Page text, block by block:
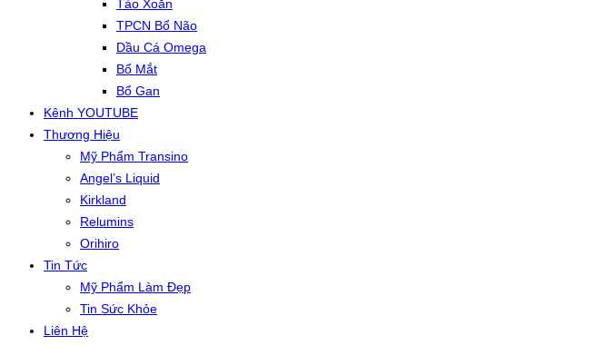
Tảo Xoắn
TPCN Bổ Não
Dầu Cá Omega
Bổ Mắt
Bổ Gan
Kênh YOUTUBE
Thương Hiệu
Mỹ Phẩm Transino
Angel’s Liquid
Kirkland
Relumins
Orihiro
Tin Tức
Mỹ Phẩm Làm Đẹp
Tin Sức Khỏe
Liên Hệ